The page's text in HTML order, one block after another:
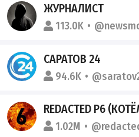
ЖУРНАЛИСТ
113.0K
САРАТОВ 24
94.6K
REDACTED P6
1.02M